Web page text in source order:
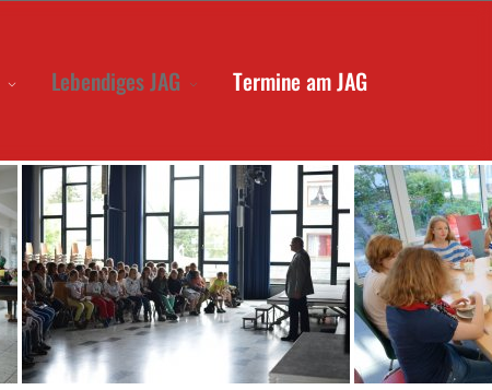
Lebendiges JAG Termine am JAG